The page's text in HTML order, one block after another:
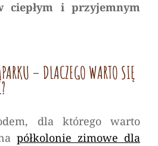
ciepłym i przyjemnym
– DLACZEGO WARTO SIĘ
dla którego warto
półkolonie zimowe dla